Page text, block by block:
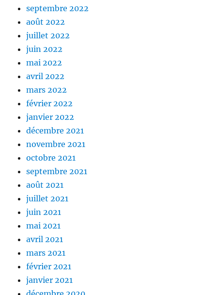
septembre 2022
août 2022
juillet 2022
juin 2022
mai 2022
avril 2022
mars 2022
février 2022
janvier 2022
décembre 2021
novembre 2021
octobre 2021
septembre 2021
août 2021
juillet 2021
juin 2021
mai 2021
avril 2021
mars 2021
février 2021
janvier 2021